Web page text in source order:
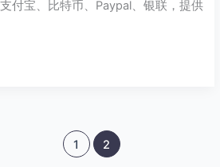
付宝、比特币、Paypal、银联，提供
1 2